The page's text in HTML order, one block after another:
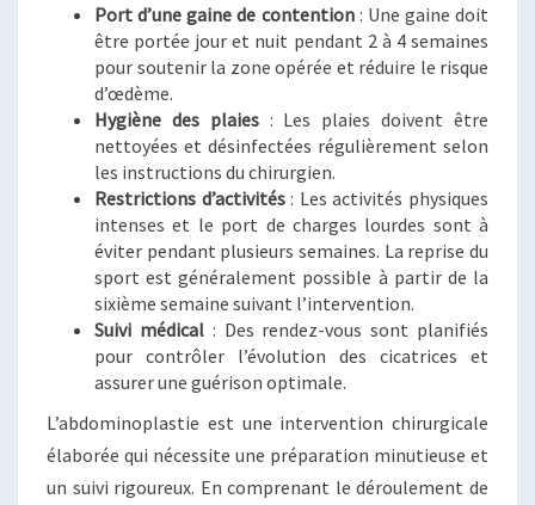
Port d’une gaine de contention: Une gaine doit
être portée jour et nuit pendant 2 à 4 semaines
pour soutenir la zone opérée et réduire le risque
d’œdème.
Hygiène des plaies: Les plaies doivent être
nettoyées et désinfectées régulièrement selon
les instructions du chirurgien.
Restrictions d’activités: Les activités physiques
intenses et le port de charges lourdes sont à
éviter pendant plusieurs semaines. La reprise du
sport est généralement possible à partir de la
sixième semaine suivant l’intervention.
Suivi médical: Des rendez-vous sont planifiés
pour contrôler l’évolution des cicatrices et
assurer une guérison optimale.
L’abdominoplastie est une intervention chirurgicale
élaborée qui nécessite une préparation minutieuse et
un suivi rigoureux. En comprenant le déroulement de